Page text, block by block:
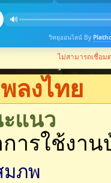
ลงไทย
แนว
ารใช้งาน
มภพ